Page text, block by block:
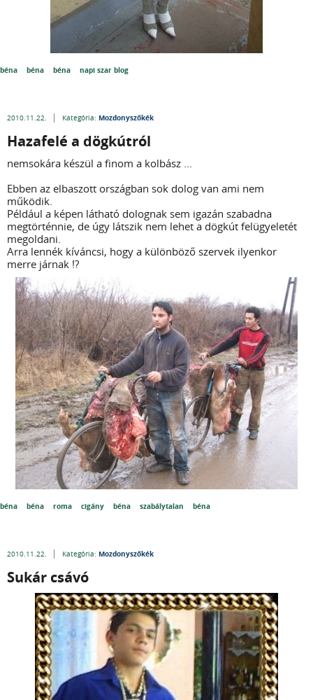
béna béna béna napi szar blog
2010.11.22. Kategória: Mozdonyszőkék
Hazafelé a dögkútról
nemsokára készül a finom a kolbász ...
Ebben az elbaszott országban sok dolog van ami nem
működik.
Például a képen látható dolognak sem igazán szabadna
megtörténnie, de úgy látszik nem lehet a dögkút felügyeletét
megoldani.
Arra lennék kíváncsi, hogy a különböző szervek ilyenkor
merre járnak !?
béna béna roma cigány béna szabálytalan béna
2010.11.22. Kategória: Mozdonyszőkék
Sukár csávó